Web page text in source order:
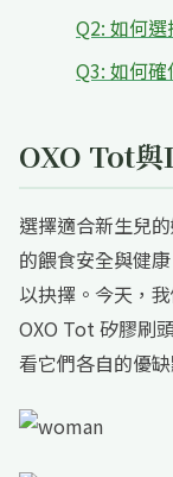
Q2: 如何
Q3: 如何
OXO Tot
選擇適合新生兒
的餵食安全與健
以抉擇。今天，
OXO Tot 矽膠刷
看它們各自的優